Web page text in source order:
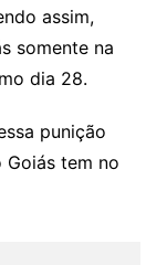
assim,
somente na
dia 28.
punição
tem no